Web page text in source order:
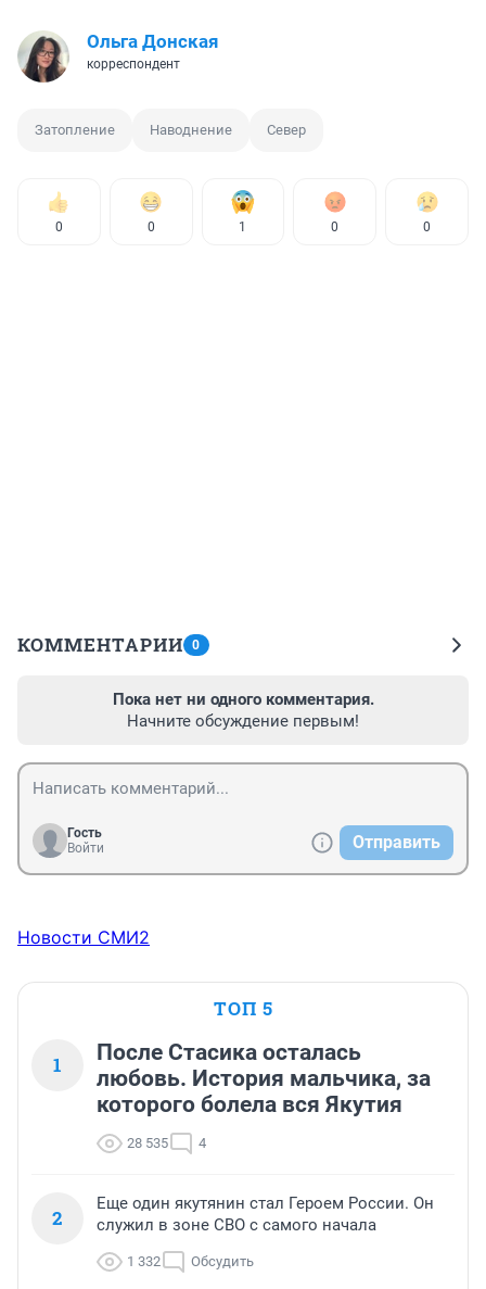
Ольга Донская
корреспондент
Затопление Наводнение Север
0 0 1 0 0
КОММЕНТАРИИ 0
Пока нет ни одного комментария.
Начните обсуждение первым!
Гость
Войти
Отправить
Новости СМИ2
ТОП 5
1
После Стасика осталась
любовь. История мальчика, за
которого болела вся Якутия
28 535 4
2
Еще один якутянин стал Героем России. Он
служил в зоне СВО с самого начала
1 332 Обсудить